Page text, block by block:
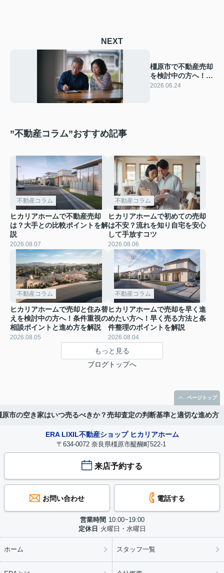
NEXT
橿原市で不動産売却
を検討中の方へ！査
定と所得税住民税を
2026.06.24
”不動産コラム”おすすめ記事
不動産コラム
ヒカリアホームで不動産売却
は？大手との比較ポイントを解
説
2026.08.07
不動産コラム
ヒカリアホームで初めての売却
は不安？流れを知り自宅を安心
して手放すコツ
2026.08.06
不動産コラム
ヒカリアホームで売却と住み替
えを検討中の方へ！条件重視の
相談ポイントと進め方を解説
2026.08.05
不動産コラム
ヒカリアホームで売却を早く進
めたい方へ！早く売る方法と条
件整理のポイントを解説
2026.08.04
もっと見る
ブログトップへ
原市の空き家はいつ売るべきか？売却査定の判断基準と適切な進め方
ERA LIXIL不動産ショップ ヒカリアホーム
〒634-0072 奈良県橿原市醍醐町522-1
来店予約する
お問い合わせ 電話する
営業時間 10:00~19:00
定休日 火曜日・水曜日
ホーム スタッフ一覧
ページトップ